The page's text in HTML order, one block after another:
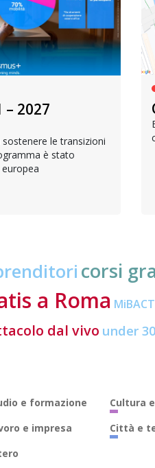
– 2027
le transizioni
è stato
corsi
a Roma MiBACT
dal vivo under 30
e formazione
e impresa
Cultura
Città e